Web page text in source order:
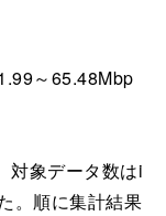
～65.48Mbp
対象データ数はi
。順に集計結果